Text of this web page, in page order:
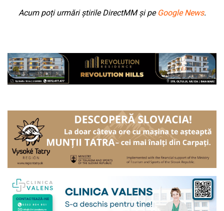
Acum poți urmări știrile DirectMM și pe Google News.